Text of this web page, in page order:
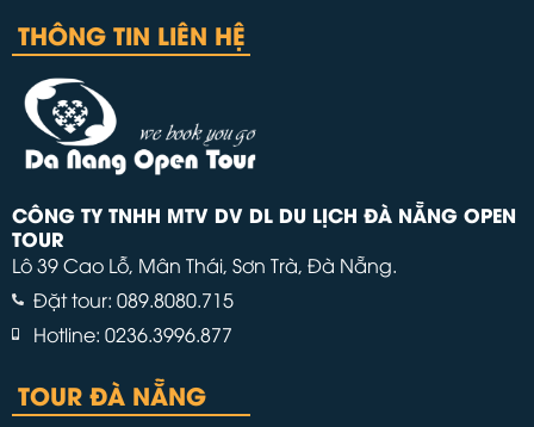
THÔNG TIN LIÊN HỆ
CÔNG TY TNHH MTV DV DL DU LỊCH ĐÀ NẴNG OPEN
TOUR
Lô 39 Cao Lỗ, Mân Thái, Sơn Trà, Đà Nẵng.
Đặt tour: 089.8080.715
Hotline: 0236.3996.877
TOUR ĐÀ NẴNG